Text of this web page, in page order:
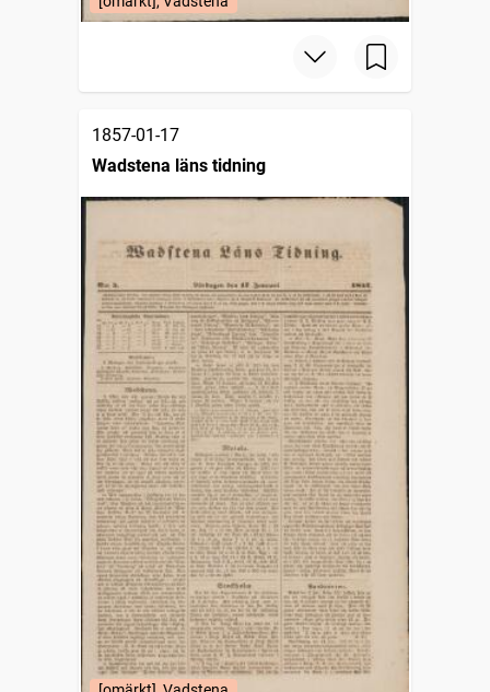
1857-01-17
Wadstena läns tidning